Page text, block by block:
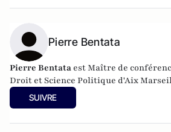
Pierre Bentata
Pierre Bentata est Maître de
Droit et Science Politique d'Aix
SUIVRE